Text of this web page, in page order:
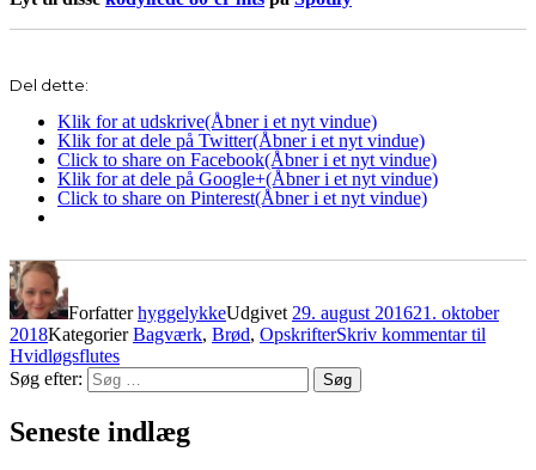
Del dette:
Klik for at udskrive(Åbner i et nyt vindue)
Klik for at dele på Twitter(Åbner i et nyt vindue)
Click to share on Facebook(Åbner i et nyt vindue)
Klik for at dele på Google+(Åbner i et nyt vindue)
Click to share on Pinterest(Åbner i et nyt vindue)
ForfatterhyggelykkeUdgivet 29. august 201621. oktober
2018KategorierBagværk, Brød, OpskrifterSkriv kommentartil
Hvidløgsflutes
Søg efter:
Søg
Seneste indlæg